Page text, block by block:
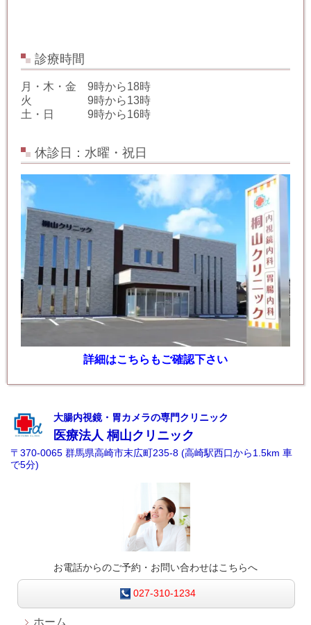
診療時間
月・木・金 9時から18時
火 9時から13時
土・日 9時から16時
休診日：水曜・祝日
詳細はこちらもご確認下さい
大腸内視鏡・胃カメラの専門クリニック
医療法人 桐山クリニック
〒370-0065 群馬県高崎市末広町235-8 (高崎駅西口から1.5km 車
で5分)
お電話からのご予約・お問い合わせはこちらへ
027-310-1234
ホーム